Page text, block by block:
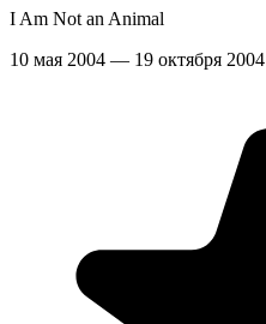
I Am Not an Animal
10 мая 2004 — 19 октября 2004